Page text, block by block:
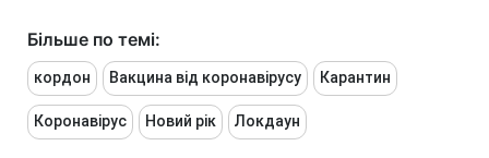
Більше по темі:
кордон Вакцина від коронавірусу Карантин
Коронавірус Новий рік Локдаун